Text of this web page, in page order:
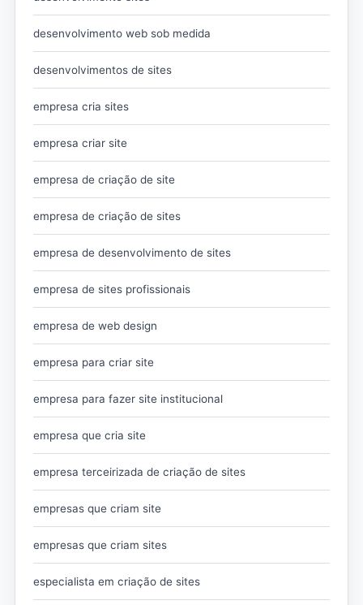
desenvolvimento web sob medida
desenvolvimentos de sites
empresa cria sites
empresa criar site
empresa de criação de site
empresa de criação de sites
empresa de desenvolvimento de sites
empresa de sites profissionais
empresa de web design
empresa para criar site
empresa para fazer site institucional
empresa que cria site
empresa terceirizada de criação de sites
empresas que criam site
empresas que criam sites
especialista em criação de sites